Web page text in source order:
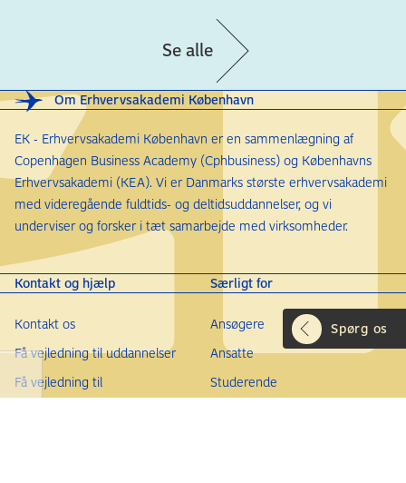
Spørg os
Se alle
Om Erhvervsakademi København
EK - Erhvervsakademi København er en sammenlægning af
Copenhagen Business Academy (Cphbusiness) og Københavns
Erhvervsakademi (KEA). Vi er Danmarks største erhvervsakademi
med videregående fuldtids- og deltidsuddannelser, og vi
underviser og forsker i tæt samarbejde med virksomheder.
Kontakt og hjælp
Kontakt os
Få vejledning til uddannelser
Få vejledning til
Særligt for
Ansøgere
Ansatte
Studerende